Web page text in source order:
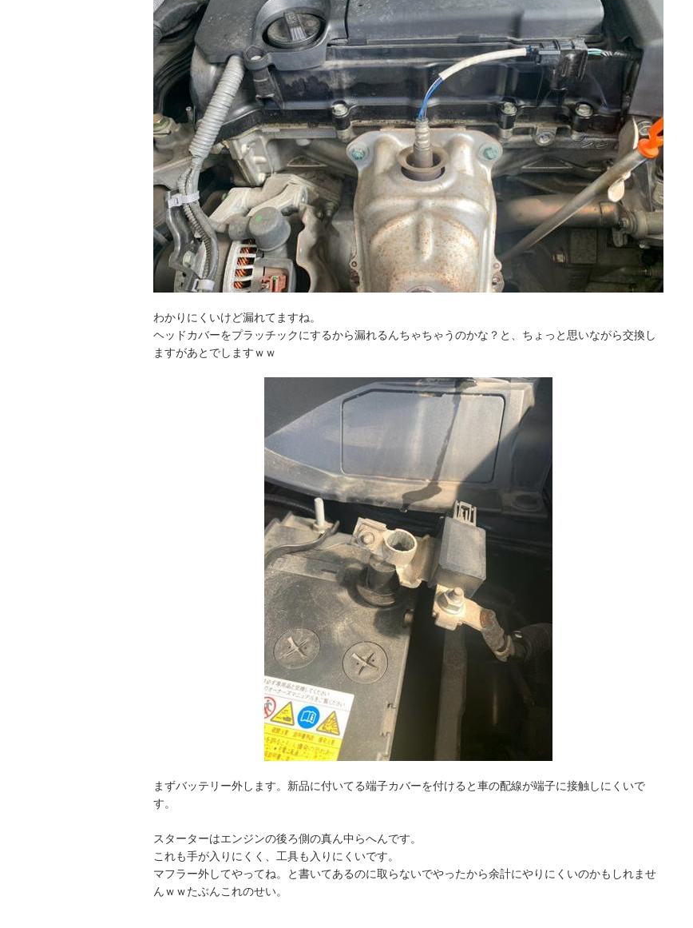
わかりにくいけど漏れてますね。
ヘッドカバーをプラッチックにするから漏れるんちゃちゃうのかな？と、ちょっと思いながら交換し
ますがあとでしますｗｗ
まずバッテリー外します。新品に付いてる端子カバーを付けると車の配線が端子に接触しにくいで
す。
スターターはエンジンの後ろ側の真ん中らへんです。
これも手が入りにくく、工具も入りにくいです。
マフラー外してやってね。と書いてあるのに取らないでやったから余計にやりにくいのかもしれませ
んｗｗたぶんこれのせい。